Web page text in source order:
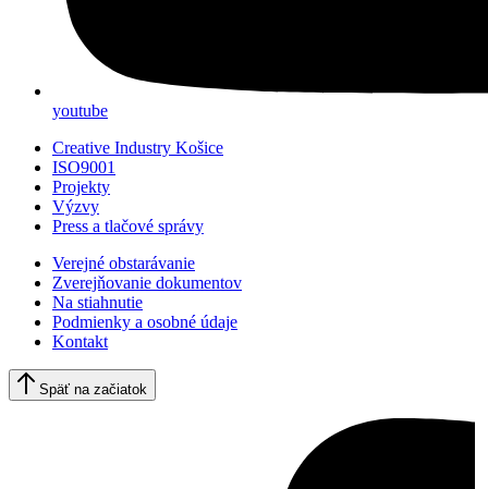
youtube
Creative Industry Košice
ISO9001
Projekty
Výzvy
Press a tlačové správy
Verejné obstarávanie
Zverejňovanie dokumentov
Na stiahnutie
Podmienky a osobné údaje
Kontakt
Späť na začiatok